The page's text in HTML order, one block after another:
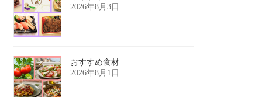
2026年8月3日
おすすめ食材
2026年8月1日